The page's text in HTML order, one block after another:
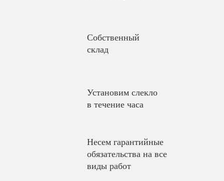
Собственный
склад
Установим слекло
в течение часа
Несем гарантийные
обязательства на все
виды работ